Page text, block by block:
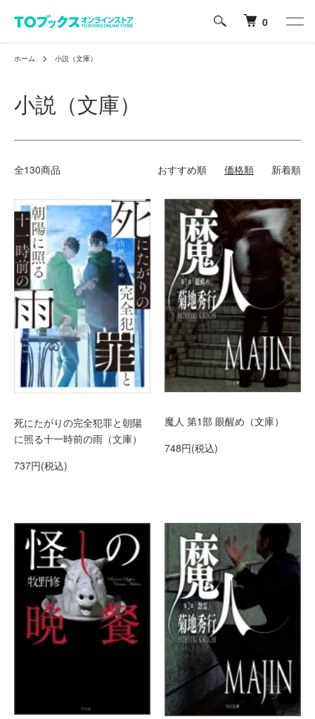
0
ホーム 小説（文庫）
小説（文庫）
全130商品 おすすめ順 価格順 新着順
死にたがりの完全犯罪と朝陽
に照る十一時前の雨（文庫）
737円(税込)
魔人 第1部 眼醒め（文庫）
748円(税込)